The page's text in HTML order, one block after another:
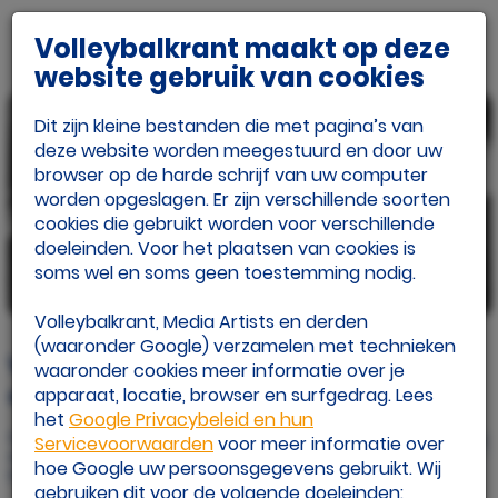
beeld: Dennis van Akkeren
Van rugklacht naar rugkracht: De
oplossing voor rugproblemen
Gepubliceerd op
wo 30 jun. 2021
Door: Redactie Volleybalkrant.nl
Volleybalkrant maakt op deze
website gebruik van cookies
Dit zijn kleine bestanden die met pagina’s van
deze website worden meegestuurd en door uw
browser op de harde schrijf van uw computer
worden opgeslagen. Er zijn verschillende soorten
cookies die gebruikt worden voor verschillende
doeleinden. Voor het plaatsen van cookies is
soms wel en soms geen toestemming nodig.
Volleybalkrant, Media Artists en derden
(waaronder Google) verzamelen met technieken
waaronder cookies meer informatie over je
apparaat, locatie, browser en surfgedrag. Lees
het Google Privacybeleid en hun
Servicevoorwaardenvoor meer informatie over
hoe Google uw persoonsgegevens gebruikt. Wij